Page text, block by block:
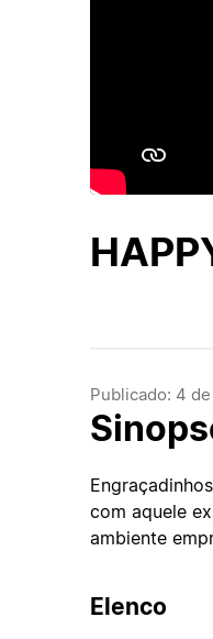
Publicado: 4
com aquele
ambiente
Elenco